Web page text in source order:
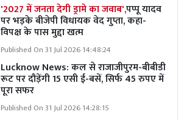
'2027 में जनता देगी ड्रामे का जवाब',पप्पू यादव
पर भड़के बीजेपी विधायक वेद गुप्ता, कहा-
विपक्ष के पास मुद्दा खत्म
Published On 31 Jul 2026 14:48:24
Lucknow News:कल से राजाजीपुरम-बीबीडी
रूट पर दौड़ेंगी 15 एसी ई-बसें, सिर्फ 45 रुपए में
पूरा सफर
Published On 31 Jul 2026 14:28:15